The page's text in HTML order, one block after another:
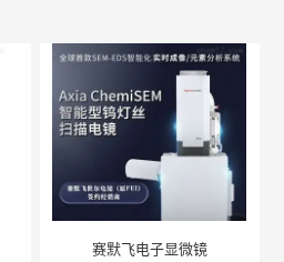
赛默飞电子显微镜